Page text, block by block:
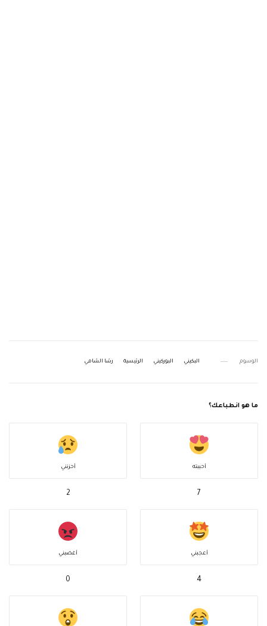
الوسوم البكيني البوركيني الرئيسية رشا الشامي
ما هو انطباعك؟
أحببته
7
أحزنني
2
أعجبني
4
أغضبني
0